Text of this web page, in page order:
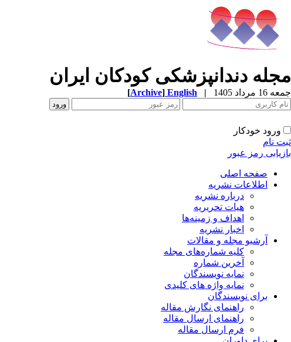
مجله دندانپزشکی کودکان ایران
جمعه 16 مرداد 1405 |
English
[Archive]
ورود خودکار
ثبت نام
بازیابی رمز عبور
صفحه اصلی
اطلاعات نشریه
درباره نشریه
هیات تحریریه
اهداف و زمینه‌ها
اخبار نشریه
آرشیو مجله و مقالات
کلیه شماره‌های مجله
آخرین شماره
نمایه نویسندگان
نمایه واژه های کلیدی
برای نویسندگان
راهنمای نگارش مقاله
راهنمای ارسال مقاله
فرم ارسال مقاله